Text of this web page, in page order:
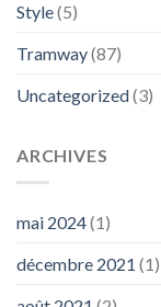
Style(5)
Tramway(87)
Uncategorized(3)
ARCHIVES
mai 2024(1)
décembre 2021 (1)